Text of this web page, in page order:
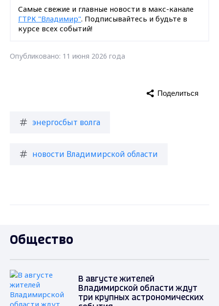
Самые свежие и главные новости в макс-канале
ГТРК "Владимир". Подписывайтесь и будьте в
курсе всех событий!
Опубликовано: 11 июня 2026 года
энергосбыт волга
новости Владимирской области
Поделиться
Общество
В августе жителей
Владимирской области ждут
три крупных астрономических